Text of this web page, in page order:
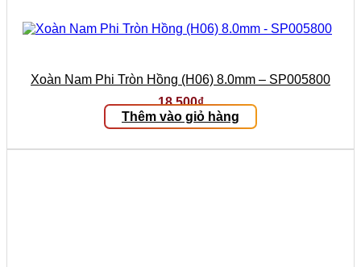
Xoàn Nam Phi Tròn Hồng (H06) 8.0mm – SP005800
18.500₫
Thêm vào giỏ hàng